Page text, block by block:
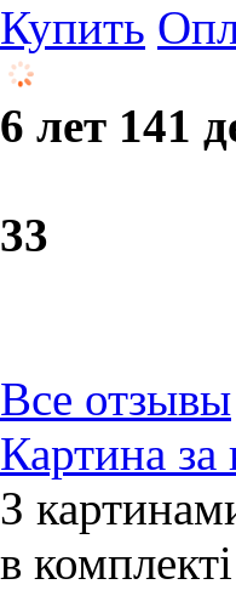
Купить
6 лет 141
33
Все отзывы
Картина
З
в